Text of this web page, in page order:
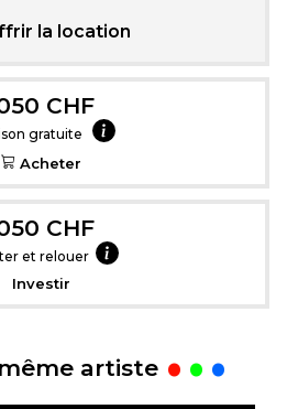
la location
CHF
gratuite
Acheter
CHF
et relouer
Investir
artiste .